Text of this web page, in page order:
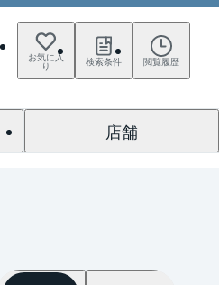
お気に入
り 検索条件 閲覧履歴
店舗